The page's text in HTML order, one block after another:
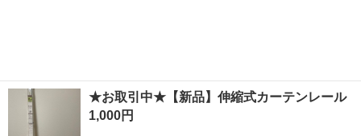
★お取引中★【新品】伸縮式カーテンレール
1,000円